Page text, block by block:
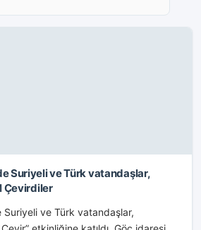
Suriyeli ve Türk vatandaşlar,
Çevirdiler
Suriyeli ve Türk vatandaşlar,